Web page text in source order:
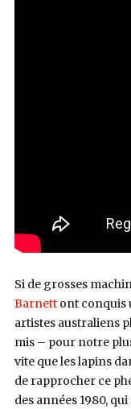
Si de grosses
Barnettont conquis
artistes australiens
mis – pour notre
vite que les lapins
de rapprocher ce
des années 1980,